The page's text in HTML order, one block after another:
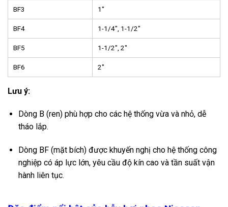
BF3 1″
BF4 1-1/4″, 1-1/2″
BF5 1-1/2″, 2″
BF6 2″
Lưu ý:
Dòng B (ren) phù hợp cho các hệ thống vừa và nhỏ, dễ
tháo lắp.
Dòng BF (mặt bích) được khuyến nghị cho hệ thống công
nghiệp có áp lực lớn, yêu cầu độ kín cao và tần suất vận
hành liên tục.